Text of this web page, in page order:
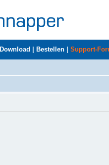
Download Bestellen Support-